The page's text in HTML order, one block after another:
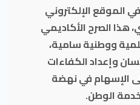
الموقع الإلكتروني
هذا الصرح الأكاديمي
ووطنية سامية،
وإعداد الكفاءات
الإسهام في نهضة
الوطن.